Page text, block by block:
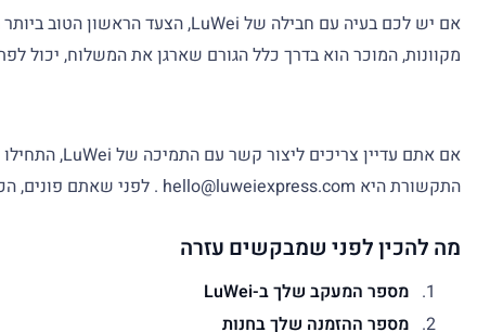
אם יש לכם בעיה עם חבילה של LuWei, הצעד הראשון הטוב ביותר הוא בדרך כלל ליצור קשר עם
מקוונות, המוכר הוא בדרך כלל הגורם שארגן את המשלוח, יכול
התקשורת היא hello@luweiexpress.com . לפני שאתם פונים, הכינו את מספר המעקב, מספר ההזמנה, תאריך הרכישה, מדינת היעד ותיאור קצר של הבעיה.
מה להכין לפני שמבקשים עזרה
מספר המעקב שלך ב-LuWei
מספר ההזמנה שלך בחנות